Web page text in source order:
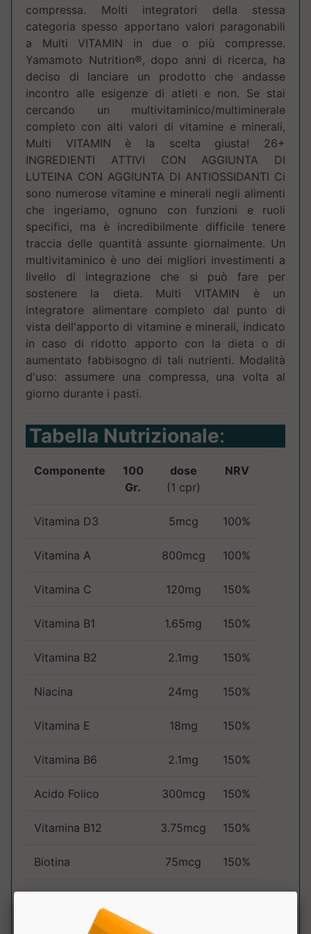
compressa. Molti integratori della stessa
categoria spesso apportano valori paragonabili
a Multi VITAMIN in due o più compresse.
Yamamoto Nutrition®, dopo anni di ricerca, ha
deciso di lanciare un prodotto che andasse
incontro alle esigenze di atleti e non. Se stai
cercando un multivitaminico/multiminerale
completo con alti valori di vitamine e minerali,
Multi VITAMIN è la scelta giusta! 26+
INGREDIENTI ATTIVI CON AGGIUNTA DI
LUTEINA CON AGGIUNTA DI ANTIOSSIDANTI Ci
sono numerose vitamine e minerali negli alimenti
che ingeriamo, ognuno con funzioni e ruoli
specifici, ma è incredibilmente difficile tenere
traccia delle quantità assunte giornalmente. Un
multivitaminico è uno dei migliori investimenti a
livello di integrazione che si può fare per
sostenere la dieta. Multi VITAMIN è un
integratore alimentare completo dal punto di
vista dell'apporto di vitamine e minerali, indicato
in caso di ridotto apporto con la dieta o di
aumentato fabbisogno di tali nutrienti. Modalità
d'uso: assumere una compressa, una volta al
giorno durante i pasti.
Tabella Nutrizionale:
Componente
100
Gr.
dose
(1 cpr)
NRV
Vitamina D3 5mcg 100%
Vitamina A 800mcg 100%
Vitamina C 120mg 150%
Vitamina B1 1.65mg 150%
Vitamina B2 2.1mg 150%
Niacina 24mg 150%
Vitamina E 18mg 150%
Vitamina B6 2.1mg 150%
Acido Folico 300mcg 150%
Vitamina B12 3.75mcg 150%
Biotina 75mcg 150%
Acido
Pantotenico
9mg 150%